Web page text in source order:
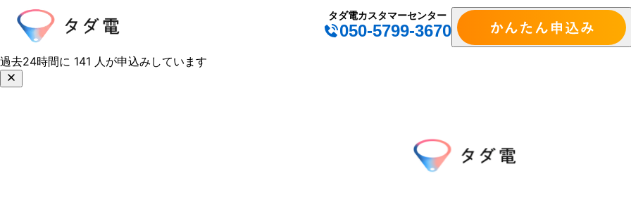
タダ電カスタマーセンター
050-5799-3670
過去24時間に 141 人が申込みしています